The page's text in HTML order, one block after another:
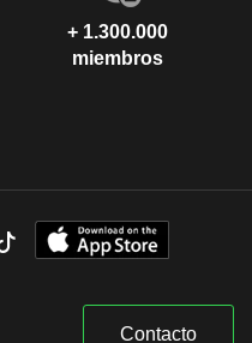
+ 1.300.000
miembros
Contacto